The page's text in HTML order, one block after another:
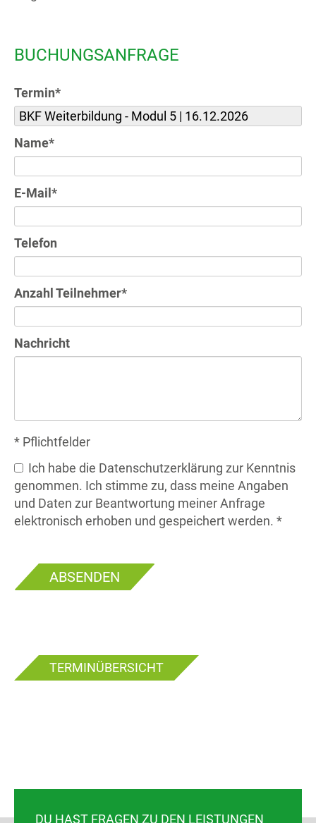
BUCHUNGSANFRAGE
Pflichtfeld
Termin*
Pflichtfeld
Name*
Pflichtfeld
E-Mail*
Telefon
Pflichtfeld
Anzahl Teilnehmer*
Nachricht
* Pflichtfelder
Ich habe die Datenschutzerklärung zur Kenntnis
genommen. Ich stimme zu, dass meine Angaben
und Daten zur Beantwortung meiner Anfrage
elektronisch erhoben und gespeichert werden. *
ABSENDEN
TERMINÜBERSICHT
DU HAST FRAGEN ZU DEN LEISTUNGEN